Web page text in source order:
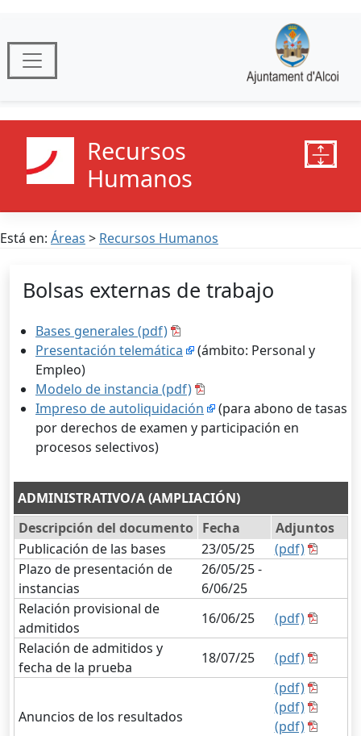
Recursos
Humanos
Está en: Áreas > Recursos Humanos
Bolsas externas de trabajo
Bases generales (pdf)
Presentación telemática
(ámbito: Personal y
Empleo)
Modelo de instancia (pdf)
Impreso de autoliquidación
(para abono de tasas
por derechos de examen y participación en
procesos selectivos)
ADMINISTRATIVO/A (AMPLIACIÓN)
Descripción del documento Fecha
Adjuntos
Publicación de las bases
23/05/25
(pdf)
Plazo de presentación de
instancias
26/05/25 -
6/06/25
Relación provisional de
admitidos
16/06/25
(pdf)
Relación de admitidos y
fecha de la prueba
18/07/25 (pdf)
Anuncios de los resultados
(pdf)
(pdf)
(pdf)